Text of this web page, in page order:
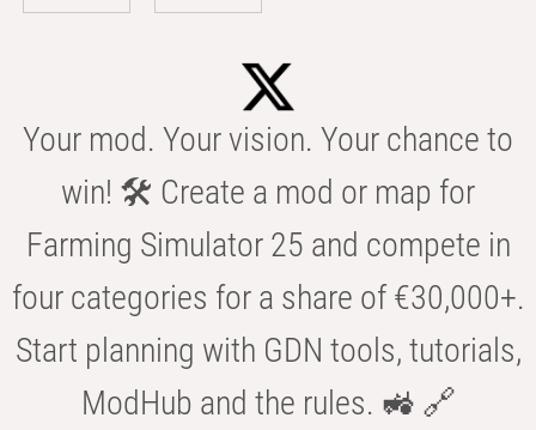
Your mod. Your vision. Your chance to
win! 🛠️ Create a mod or map for
Farming Simulator 25 and compete in
four categories for a share of €30,000+.
Start planning with GDN tools, tutorials,
ModHub and the rules. 🚜 🔗